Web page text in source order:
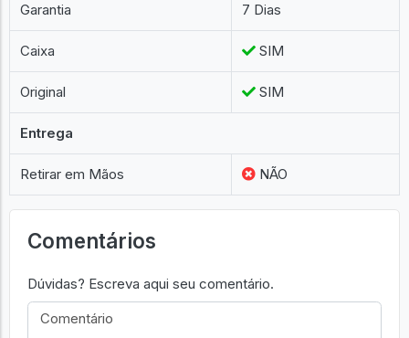
Garantia 7 Dias
Caixa SIM
Original SIM
Entrega
Retirar em Mãos NÃO
Comentários
Dúvidas? Escreva aqui seu comentário.